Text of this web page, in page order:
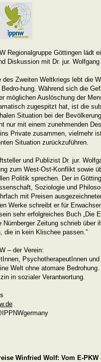
Regionalgruppe Göttingen lädt
Diskussion mit Dr. jur.
des Zweiten Weltkriegs lebt die
hung. Während sich die
möglichen Auslöschung der
zugespitzt hat, ist die
Situation bei der
nur mit einem zunehmenden
Private zusammen, vielmehr
Situation zurückzuführen.
und Publizist Dr. jur.
zum West-Ost-Konflikt sowie
Politik sprechen. Der in
Soziologie und
mit Preisen
Werke schreibt er für
sehr erfolgreiches Buch „Die
Nürnberger Zeitung schrieb über
die in kein Klischee passen.”
– der Verein:
PsychotherapeutInnen
Welt ohne atomare
in sozialer Verantwortung.
Winfried Wolf: Vom E-